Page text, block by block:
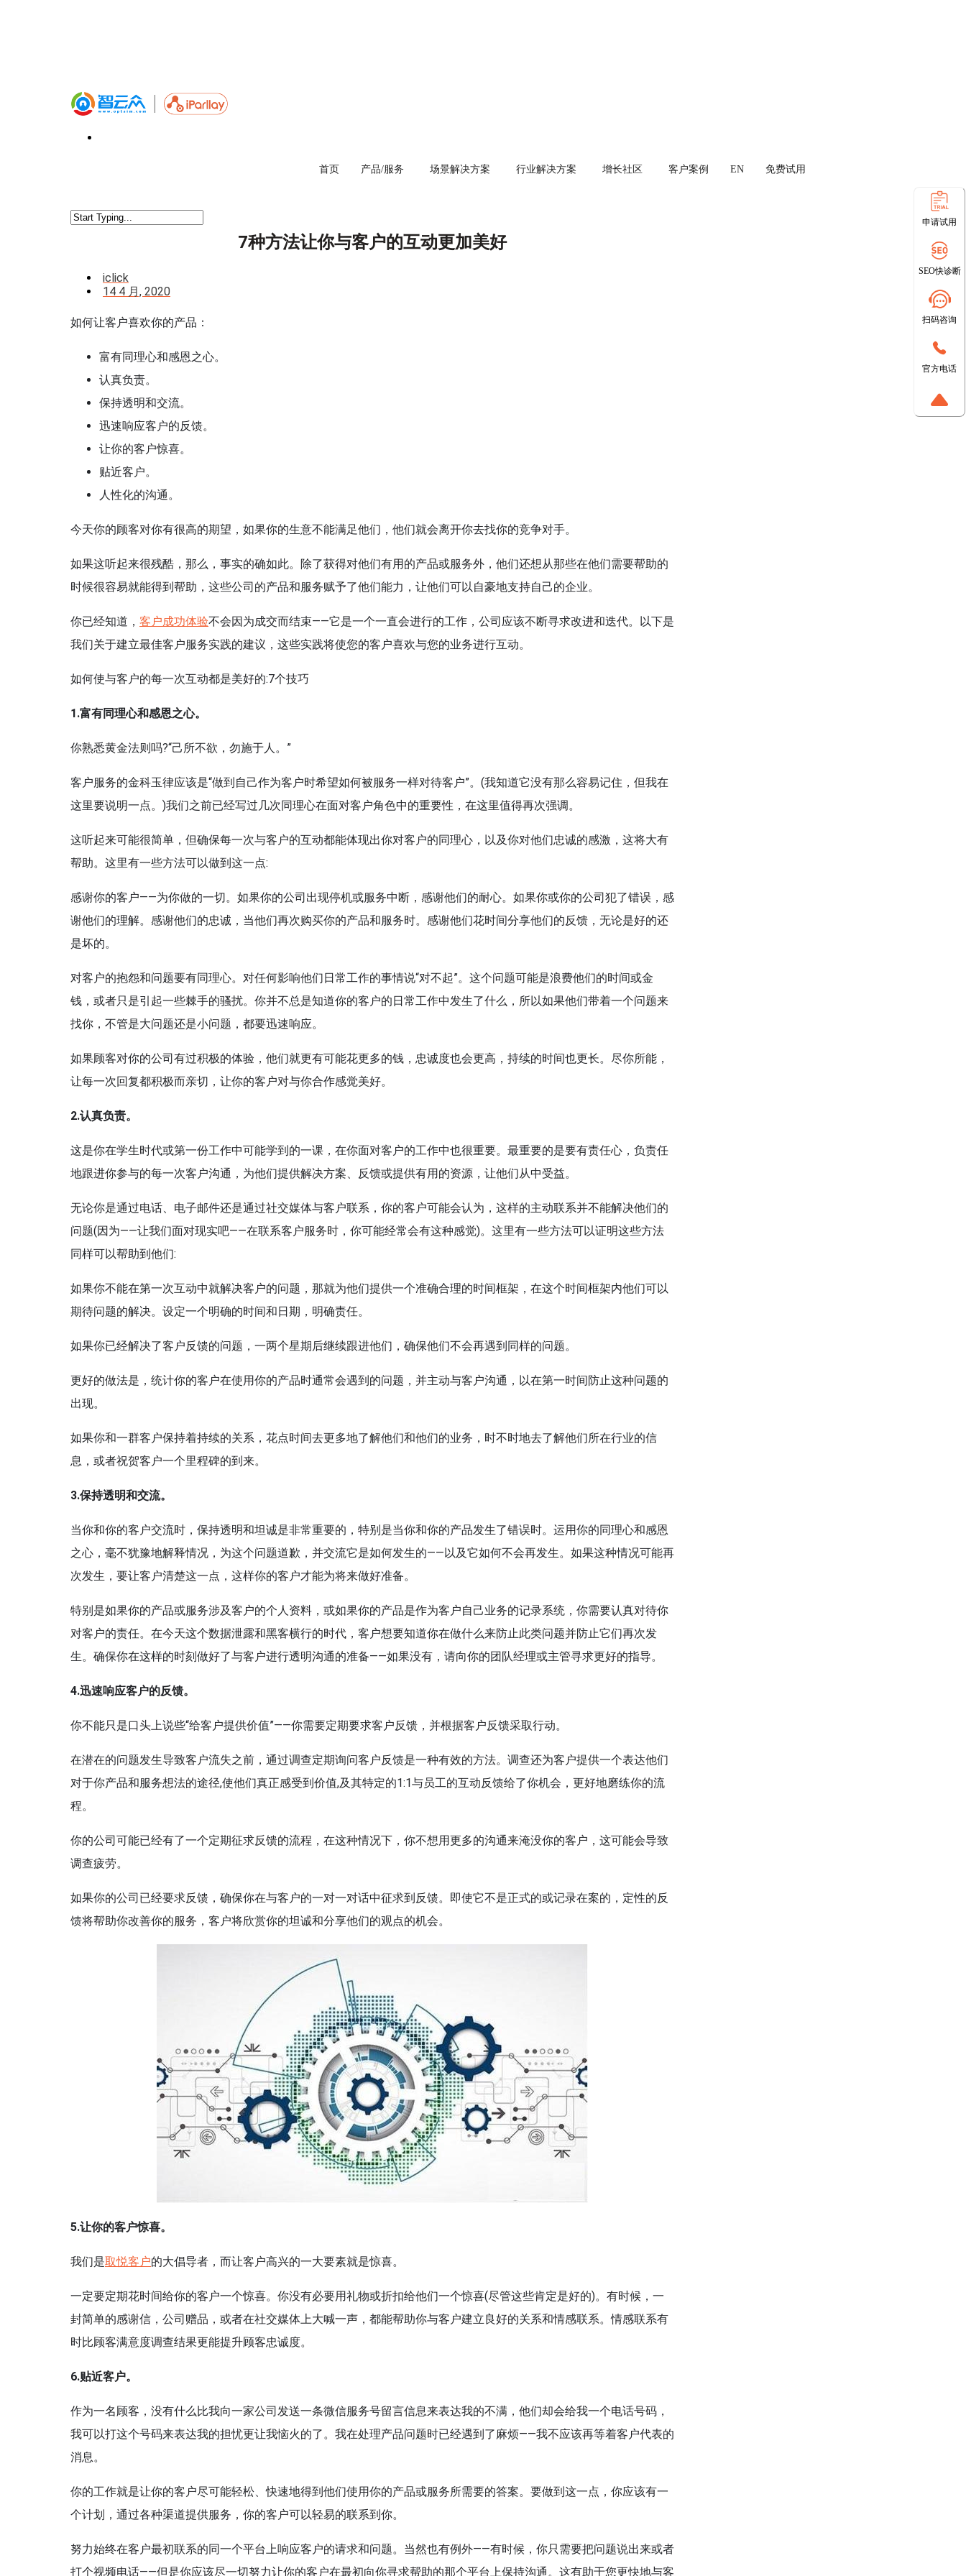
首页 产品/服务 场景解决方案 行业解决方案 增长社区 客户案例 EN 免费试用
7种方法让你与客户的互动更加美好
iclick
14 4 月, 2020
如何让客户喜欢你的产品：
富有同理心和感恩之心。
认真负责。
保持透明和交流。
迅速响应客户的反馈。
让你的客户惊喜。
贴近客户。
人性化的沟通。
今天你的顾客对你有很高的期望，如果你的生意不能满足他们，他们就会离开你去找你的竞争对手。
如果这听起来很残酷，那么，事实的确如此。除了获得对他们有用的产品或服务外，他们还想从那些在他们需要帮助的
时候很容易就能得到帮助，这些公司的产品和服务赋予了他们能力，让他们可以自豪地支持自己的企业。
你已经知道， 客户成功体验不会因为成交而结束——它是一个一直会进行的工作，公司应该不断寻求改进和迭代。以下是
我们关于建立最佳客户服务实践的建议，这些实践将使您的客户喜欢与您的业务进行互动。
如何使与客户的每一次互动都是美好的:7个技巧
1.富有同理心和感恩之心。
你熟悉黄金法则吗?“己所不欲，勿施于人。”
客户服务的金科玉律应该是“做到自己作为客户时希望如何被服务一样对待客户”。(我知道它没有那么容易记住，但我在
这里要说明一点。)我们之前已经写过几次同理心在面对客户角色中的重要性，在这里值得再次强调。
这听起来可能很简单，但确保每一次与客户的互动都能体现出你对客户的同理心，以及你对他们忠诚的感激，这将大有
帮助。这里有一些方法可以做到这一点:
感谢你的客户——为你做的一切。如果你的公司出现停机或服务中断，感谢他们的耐心。如果你或你的公司犯了错误，感
谢他们的理解。感谢他们的忠诚，当他们再次购买你的产品和服务时。感谢他们花时间分享他们的反馈，无论是好的还
是坏的。
对客户的抱怨和问题要有同理心。对任何影响他们日常工作的事情说“对不起”。这个问题可能是浪费他们的时间或金
钱，或者只是引起一些棘手的骚扰。你并不总是知道你的客户的日常工作中发生了什么，所以如果他们带着一个问题来
找你，不管是大问题还是小问题，都要迅速响应。
如果顾客对你的公司有过积极的体验，他们就更有可能花更多的钱，忠诚度也会更高，持续的时间也更长。尽你所能，
让每一次回复都积极而亲切，让你的客户对与你合作感觉美好。
2.认真负责。
这是你在学生时代或第一份工作中可能学到的一课，在你面对客户的工作中也很重要。最重要的是要有责任心，负责任
地跟进你参与的每一次客户沟通，为他们提供解决方案、反馈或提供有用的资源，让他们从中受益。
无论你是通过电话、电子邮件还是通过社交媒体与客户联系，你的客户可能会认为，这样的主动联系并不能解决他们的
问题(因为——让我们面对现实吧——在联系客户服务时，你可能经常会有这种感觉)。这里有一些方法可以证明这些方法
同样可以帮助到他们:
如果你不能在第一次互动中就解决客户的问题，那就为他们提供一个准确合理的时间框架，在这个时间框架内他们可以
期待问题的解决。设定一个明确的时间和日期，明确责任。
如果你已经解决了客户反馈的问题，一两个星期后继续跟进他们，确保他们不会再遇到同样的问题。
更好的做法是，统计你的客户在使用你的产品时通常会遇到的问题，并主动与客户沟通，以在第一时间防止这种问题的
出现。
如果你和一群客户保持着持续的关系，花点时间去更多地了解他们和他们的业务，时不时地去了解他们所在行业的信
息，或者祝贺客户一个里程碑的到来。
3.保持透明和交流。
当你和你的客户交流时，保持透明和坦诚是非常重要的，特别是当你和你的产品发生了错误时。运用你的同理心和感恩
之心，毫不犹豫地解释情况，为这个问题道歉，并交流它是如何发生的——以及它如何不会再发生。如果这种情况可能再
次发生，要让客户清楚这一点，这样你的客户才能为将来做好准备。
特别是如果你的产品或服务涉及客户的个人资料，或如果你的产品是作为客户自己业务的记录系统，你需要认真对待你
对客户的责任。在今天这个数据泄露和黑客横行的时代，客户想要知道你在做什么来防止此类问题并防止它们再次发
生。确保你在这样的时刻做好了与客户进行透明沟通的准备——如果没有，请向你的团队经理或主管寻求更好的指导。
4.迅速响应客户的反馈。
你不能只是口头上说些“给客户提供价值”——你需要定期要求客户反馈，并根据客户反馈采取行动。
在潜在的问题发生导致客户流失之前，通过调查定期询问客户反馈是一种有效的方法。调查还为客户提供一个表达他们
对于你产品和服务想法的途径,使他们真正感受到价值,及其特定的1:1与员工的互动反馈给了你机会，更好地磨练你的流
程。
你的公司可能已经有了一个定期征求反馈的流程，在这种情况下，你不想用更多的沟通来淹没你的客户，这可能会导致
调查疲劳。
如果你的公司已经要求反馈，确保你在与客户的一对一对话中征求到反馈。即使它不是正式的或记录在案的，定性的反
馈将帮助你改善你的服务，客户将欣赏你的坦诚和分享他们的观点的机会。
5.让你的客户惊喜。
我们是取悦客户的大倡导者，而让客户高兴的一大要素就是惊喜。
一定要定期花时间给你的客户一个惊喜。你没有必要用礼物或折扣给他们一个惊喜(尽管这些肯定是好的)。有时候，一
封简单的感谢信，公司赠品，或者在社交媒体上大喊一声，都能帮助你与客户建立良好的关系和情感联系。情感联系有
时比顾客满意度调查结果更能提升顾客忠诚度。
6.贴近客户。
作为一名顾客，没有什么比我向一家公司发送一条微信服务号留言信息来表达我的不满，他们却会给我一个电话号码，
我可以打这个号码来表达我的担忧更让我恼火的了。我在处理产品问题时已经遇到了麻烦——我不应该再等着客户代表的
消息。
你的工作就是让你的客户尽可能轻松、快速地得到他们使用你的产品或服务所需要的答案。要做到这一点，你应该有一
个计划，通过各种渠道提供服务，你的客户可以轻易的联系到你。
努力始终在客户最初联系的同一个平台上响应客户的请求和问题。当然也有例外——有时候，你只需要把问题说出来或者
打个视频电话——但是你应该尽一切努力让你的客户在最初向你寻求帮助的那个平台上保持沟通。这有助于您更快地与客
申请试用
SEO快诊断
扫码咨询
官方电话